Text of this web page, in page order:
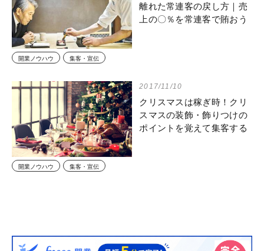
離れた常連客の戻し方｜売
上の〇％を常連客で賄おう
開業ノウハウ 集客・宣伝
2017/11/10
クリスマスは稼ぎ時！クリ
スマスの装飾・飾りつけの
ポイントを覚えて集客する
開業ノウハウ 集客・宣伝